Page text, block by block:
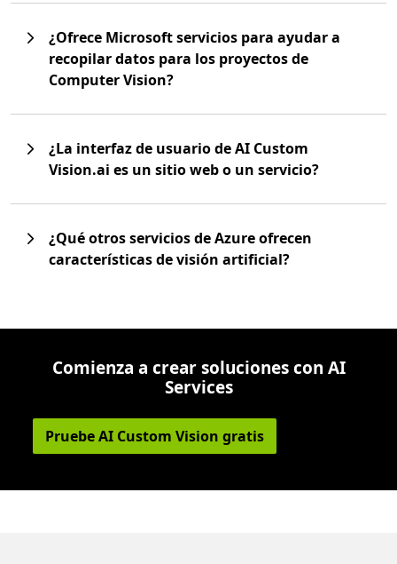
¿Ofrece Microsoft servicios para ayudar a
recopilar datos para los proyectos de
Computer Vision?
¿La interfaz de usuario de AI Custom
Vision.ai es un sitio web o un servicio?
¿Qué otros servicios de Azure ofrecen
características de visión artificial?
Comienza a crear soluciones con AI
Services
Pruebe AI Custom Vision gratis